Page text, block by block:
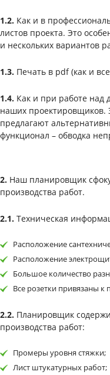
1.2. Как и в
листов проекта. Это
и нескольких вариантов
1.3. Печать в pdf (как и
1.4. Как и при работе над
наших
предлагают
функционал – обводка
2. Наш планировщик
производства работ.
2.1. Техническая
Расположение
Расположение
Большое количество
Все розетки привязаны к
2.2. Планировщик
производства работ:
Промеры уровня стяжки;
Лист штукатурных работ;